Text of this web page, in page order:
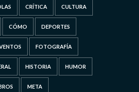
CRÍTICA CULTURA
CÓMO DEPORTES
FOTOGRAFÍA
HISTORIA HUMOR
META